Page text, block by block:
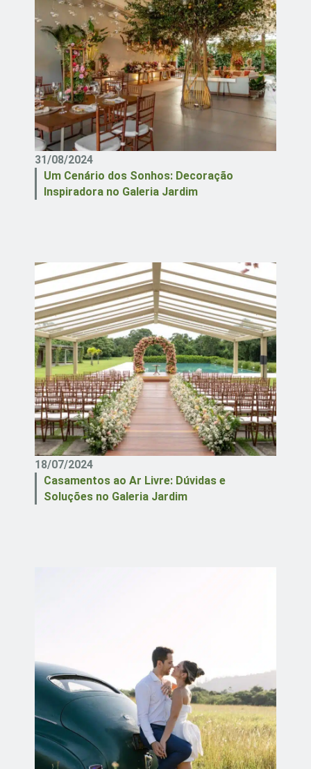
31/08/2024
Um Cenário dos Sonhos: Decoração
Inspiradora no Galeria Jardim
18/07/2024
Casamentos ao Ar Livre: Dúvidas e
Soluções no Galeria Jardim